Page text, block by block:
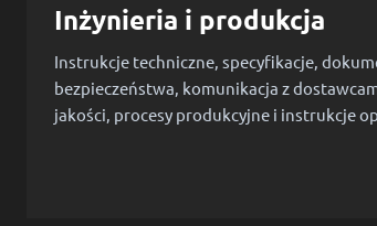
Inżynieria i produkcja
Instrukcje techniczne, specyfikacje,
bezpieczeństwa, komunikacja z
jakości, procesy produkcyjne i instrukcje